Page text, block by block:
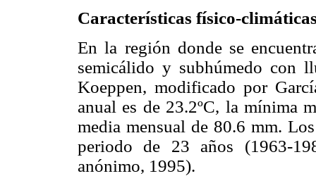
Características físico-
En la región donde se
semicálido y subhúmedo con
Koeppen, modificado por
anual es de 23.2ºC, la mínima
media mensual de 80.6 mm.
periodo de 23 años (1963-
anónimo, 1995).